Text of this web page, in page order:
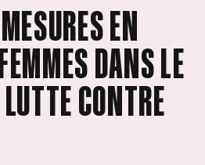
EN
DANS LE
CONTRE